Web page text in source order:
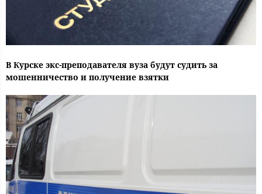
В Курске экс-преподавателя вуза будут судить за
мошенничество и получение взятки